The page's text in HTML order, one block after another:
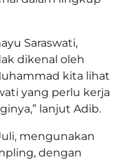
Saraswati,
dikenal oleh
kita lihat
yang perlu kerja
lanjut Adib.
mengunakan
dengan